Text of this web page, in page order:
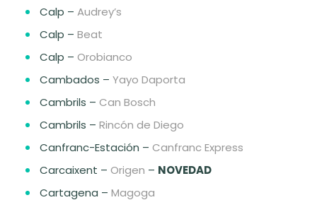
Calp – Audrey’s
Calp – Beat
Calp – Orobianco
Cambados – Yayo Daporta
Cambrils – Can Bosch
Cambrils – Rincón de Diego
Canfranc-Estación – Canfranc Express
Carcaixent – Origen – NOVEDAD
Cartagena – Magoga